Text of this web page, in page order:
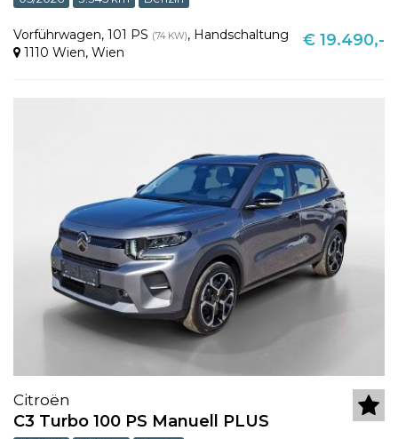
Vorführwagen, 101 PS (74 KW), Handschaltung
1110 Wien, Wien
€ 19.490,-
Citroën
C3 Turbo 100 PS Manuell PLUS